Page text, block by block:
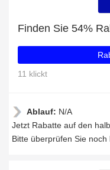
11 klickt
Ablauf: N/A
Jetzt Rabatte auf den
Bitte überprüfen Sie